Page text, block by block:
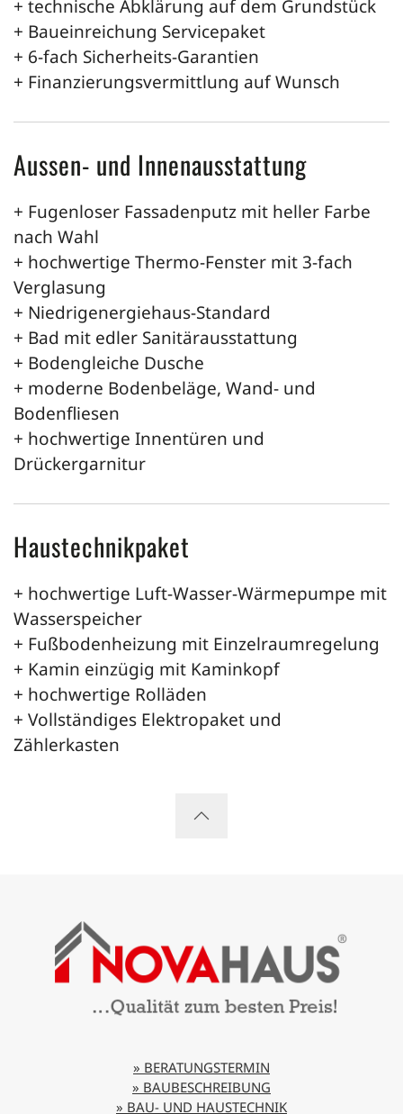
+ technische Abklärung auf dem Grundstück
+ Baueinreichung Servicepaket
+ 6-fach Sicherheits-Garantien
+ Finanzierungsvermittlung auf Wunsch
Aussen- und Innenausstattung
+ Fugenloser Fassadenputz mit heller Farbe
nach Wahl
+ hochwertige Thermo-Fenster mit 3-fach
Verglasung
+ Niedrigenergiehaus-Standard
+ Bad mit edler Sanitärausstattung
+ Bodengleiche Dusche
+ moderne Bodenbeläge, Wand- und
Bodenfliesen
+ hochwertige Innentüren und
Drückergarnitur
Haustechnikpaket
+ hochwertige Luft-Wasser-Wärmepumpe mit
Wasserspeicher
+ Fußbodenheizung mit Einzelraumregelung
+ Kamin einzügig mit Kaminkopf
+ hochwertige Rolläden
+ Vollständiges Elektropaket und
Zählerkasten
» BERATUNGSTERMIN
» BAUBESCHREIBUNG
» BAU- UND HAUSTECHNIK